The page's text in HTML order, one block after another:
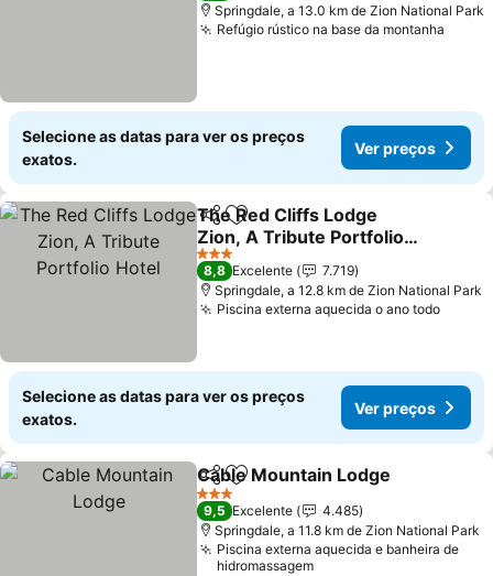
Springdale, a 13.0 km de Zion National Park
Refúgio rústico na base da montanha
Selecione as datas para ver os preços
exatos.
Ver preços
PartilharAdicionar aos favoritos
The Red Cliffs Lodge
Zion, A Tribute Portfolio
Hotel
Ver preços
3 Estrelas
8,8 Excelente
7.719
Springdale, a 12.8 km de Zion National Park
Piscina externa aquecida o ano todoVer
Selecione as datas para ver os preços
exatos.
Ver preços
PartilharAdicionar aos favoritos
Cable Mountain Lodge
3 Estrelas
9,5 Excelente
4.485
Springdale, a 11.8 km de Zion National Park
Piscina externa aquecida e banheira de
hidromassagem